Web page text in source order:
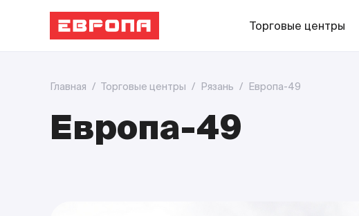
Торговые центры
Главная / Торговые центры / Рязань / Европа-49
Европа-49